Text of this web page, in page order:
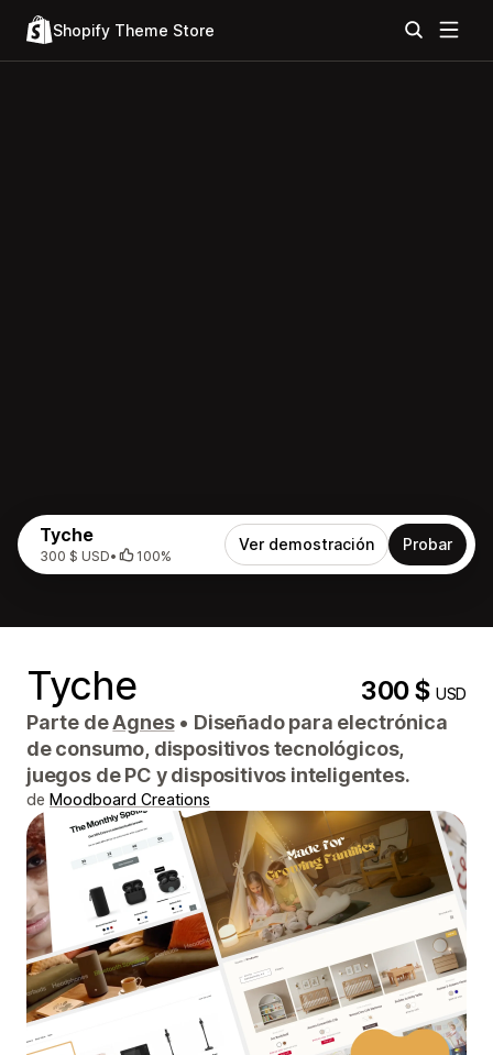
Shopify Theme Store
Tyche
300 $ USD• 100%
Ver demostración Probar
Tyche 300 $USD
Parte deAgnes • Diseñado para electrónica
de consumo, dispositivos tecnológicos,
juegos de PC y dispositivos inteligentes.
de Moodboard Creations